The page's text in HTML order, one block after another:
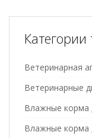
Категории
Ветеринарная
Ветеринарные
Влажные корма
Влажные корма